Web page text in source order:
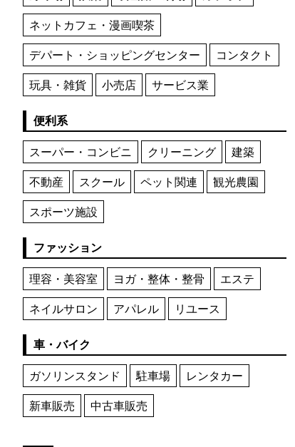
ネットカフェ・漫画喫茶
デパート・ショッピングセンター
コンタクト
玩具・雑貨
小売店 サービス業
便利系
スーパー・コンビニ
クリーニング
建築
不動産
スクール ペット関連
観光農園
スポーツ施設
ファッション
理容・美容室
ヨガ・整体・整骨
エステ
ネイルサロン
アパレル リユース
車・バイク
ガソリンスタンド
駐車場
レンタカー
新車販売
中古車販売